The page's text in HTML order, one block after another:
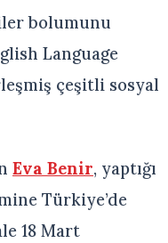
bolumunu
Language
çeşitli sosyal
Eva Benir, yaptığı
Türkiye’de
18 Mart